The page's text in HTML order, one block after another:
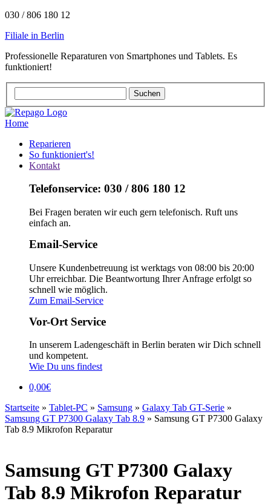
030 / 806 180 12
Filiale in Berlin
Professionelle Reparaturen von Smartphones und Tablets. Es
funktioniert!
Home
Reparieren
So funktioniert's!
Kontakt
Telefonservice: 030 / 806 180 12
Bei Fragen beraten wir euch gern telefonisch. Ruft uns
einfach an.
Email-Service
Unsere Kundenbetreuung ist werktags von 08:00 bis 20:00
Uhr erreichbar. Die Beantwortung Ihrer Anfrage erfolgt so
schnell wie möglich.
Zum Email-Service
Vor-Ort Service
In unserem Ladengeschäft in Berlin beraten wir Dich schnell
und kompetent.
Wie Du uns findest
0,00€
Startseite » Tablet-PC » Samsung » Galaxy Tab GT-Serie »
Samsung GT P7300 Galaxy Tab 8.9 » Samsung GT P7300 Galaxy
Tab 8.9 Mikrofon Reparatur
Samsung GT P7300 Galaxy
Tab 8.9 Mikrofon Reparatur